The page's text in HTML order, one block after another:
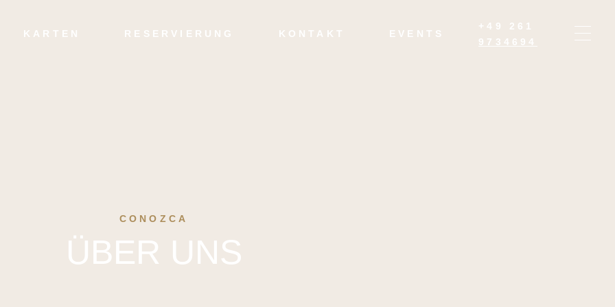
KARTEN RESERVIERUNG KONTAKT EVENTS
+49 261
9734694
Speisen
CONOZCA
ÜBER UNS